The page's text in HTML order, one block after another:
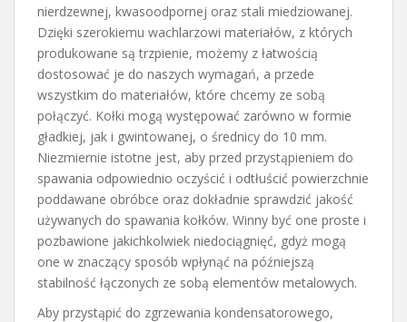
nierdzewnej, kwasoodpornej oraz stali miedziowanej.
Dzięki szerokiemu wachlarzowi materiałów, z których
produkowane są trzpienie, możemy z łatwością
dostosować je do naszych wymagań, a przede
wszystkim do materiałów, które chcemy ze sobą
połączyć. Kołki mogą występować zarówno w formie
gładkiej, jak i gwintowanej, o średnicy do 10 mm.
Niezmiernie istotne jest, aby przed przystąpieniem do
spawania odpowiednio oczyścić i odtłuścić powierzchnie
poddawane obróbce oraz dokładnie sprawdzić jakość
używanych do spawania kołków. Winny być one proste i
pozbawione jakichkolwiek niedociągnięć, gdyż mogą
one w znaczący sposób wpłynąć na późniejszą
stabilność łączonych ze sobą elementów metalowych.
Aby przystąpić do zgrzewania kondensatorowego,